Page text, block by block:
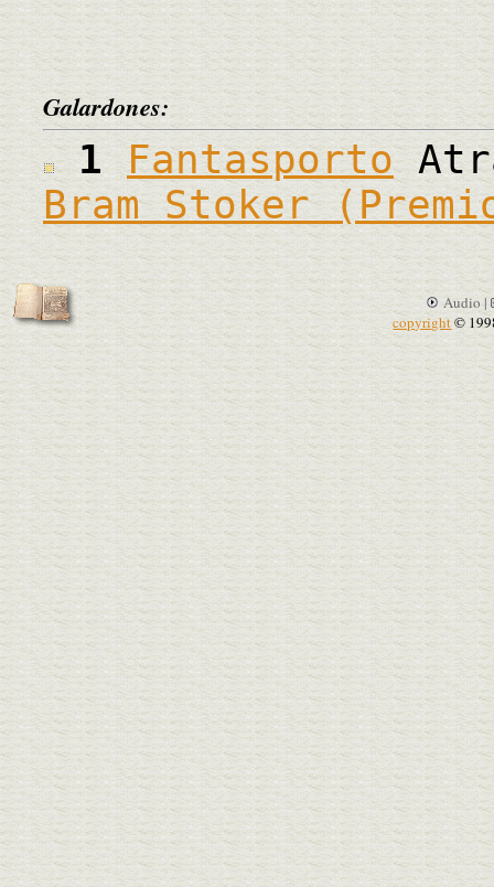
Galardones:
1Fantasporto
Bram Stoker
Audio |
copyright©